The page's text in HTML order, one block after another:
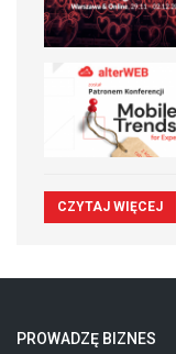
CZYTAJ WIĘCEJ
PROWADZĘ BIZNES